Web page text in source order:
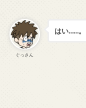
ぐっさん
はい……。